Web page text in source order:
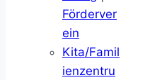
Förderver
ein
Kita/Famil
ienzentru